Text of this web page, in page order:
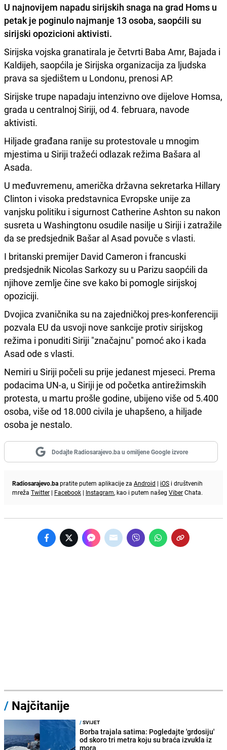
U najnovijem napadu sirijskih snaga na grad Homs u
petak je poginulo najmanje 13 osoba, saopćili su
sirijski opozicioni aktivisti.
Sirijska vojska granatirala je četvrti Baba Amr, Bajada i
Kaldijeh, saopćila je Sirijska organizacija za ljudska
prava sa sjedištem u Londonu, prenosi AP.
Sirijske trupe napadaju intenzivno ove dijelove Homsa,
grada u centralnoj Siriji, od 4. februara, navode
aktivisti.
Hiljade građana ranije su protestovale u mnogim
mjestima u Siriji tražeći odlazak režima Bašara al
Asada.
U međuvremenu, američka državna sekretarka Hillary
Clinton i visoka predstavnica Evropske unije za
vanjsku politiku i sigurnost Catherine Ashton su nakon
susreta u Washingtonu osudile nasilje u Siriji i zatražile
da se predsjednik Bašar al Asad povuče s vlasti.
I britanski premijer David Cameron i francuski
predsjednik Nicolas Sarkozy su u Parizu saopćili da
njihove zemlje čine sve kako bi pomogle sirijskoj
opoziciji.
Dvojica zvaničnika su na zajedničkoj pres-konferenciji
pozvala EU da usvoji nove sankcije protiv sirijskog
režima i ponuditi Siriji "značajnu" pomoć ako i kada
Asad ode s vlasti.
Nemiri u Siriji počeli su prije jedanest mjeseci. Prema
podacima UN-a, u Siriji je od početka antirežimskih
protesta, u martu prošle godine, ubijeno više od 5.400
osoba, više od 18.000 civila je uhapšeno, a hiljade
osoba je nestalo.
Dodajte Radiosarajevo.ba u omiljene Google izvore
Radiosarajevo.bapratite putem aplikacije za Android | iOS i društvenih
mreža Twitter | Facebook | Instagram, kao i putem našeg ViberChata.
/ Najčitanije
/SVIJET
Borba trajala satima: Pogledajte 'grdosiju'
od skoro tri metra koju su braća izvukla iz
mora